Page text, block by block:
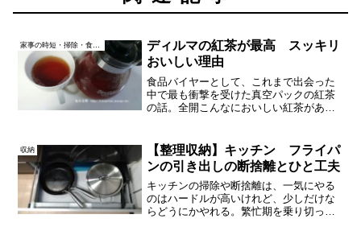
家事の時短・掃除・食生活
ディルマの紅茶が最高 スッキリ
おいしい理由
食品バイヤーとして、これまで出会った
中で最も衝撃を受けた真空パックの紅茶
の話。全開こんなにおいしい紅茶がある
のはもう2010年頃のこと。あの日以来、
紅茶はずっとディルマ...
収納
【整理収納】キッチン フライパ
ンの引き出しの断捨離とひと工夫
キッチンの掃除や断捨離は、一気にやる
のはハードルが高いけれど、少しだけな
らどうにかやれる。繁忙期を乗り切った